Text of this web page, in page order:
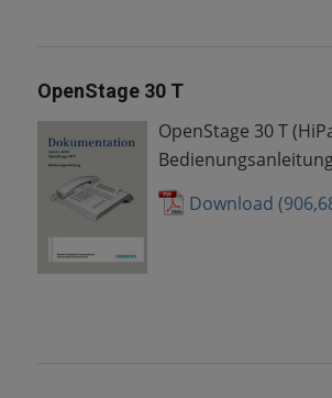
OpenStage 30 T
OpenStage 30 T
Download